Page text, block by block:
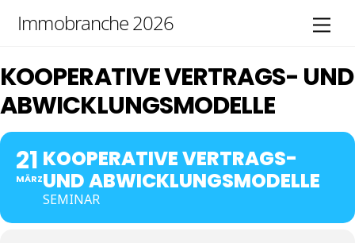
Immobranche 2026
KOOPERATIVE VERTRAGS- UND
ABWICKLUNGSMODELLE
21
MÄRZ
KOOPERATIVE VERTRAGS-
UND ABWICKLUNGSMODELLE
SEMINAR